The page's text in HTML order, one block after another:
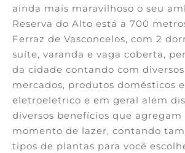
ainda mais maravilhoso o seu
Reserva do Alto está a 700
Ferraz de Vasconcelos, com 2
suíte, varanda e vaga coberta,
da cidade contando com
mercados, produtos domésticos
eletroeletrico e em geral além
diversos benefícios que agregam
momento de lazer, contando
tipos de plantas para você